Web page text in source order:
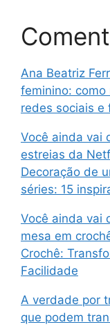
Ana Beatriz
feminino: como
redes sociais e
Você ainda vai
estreias da
Decoração de
séries: 15
Você ainda vai
mesa em
Crochê:
Facilidade
A verdade por
que podem